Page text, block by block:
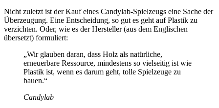
Nicht zuletzt ist der Kauf eines Candylab-Spielzeugs eine Sache der
Überzeugung. Eine Entscheidung, so gut es geht auf Plastik zu
verzichten. Oder, wie es der Hersteller (aus dem Englischen
übersetzt) formuliert:
„Wir glauben daran, dass Holz als natürliche,
erneuerbare Ressource, mindestens so vielseitig ist wie
Plastik ist, wenn es darum geht, tolle Spielzeuge zu
bauen.“
Candylab